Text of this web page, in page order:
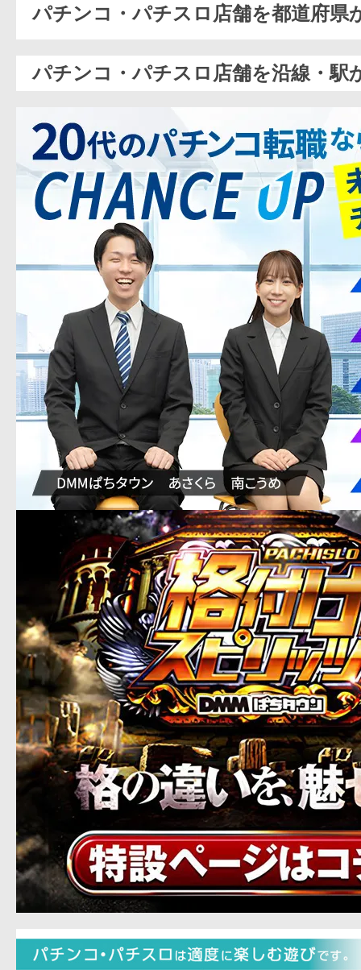
パチンコ・パチスロ店舗を都道府県
パチンコ・パチスロ店舗を沿線・駅